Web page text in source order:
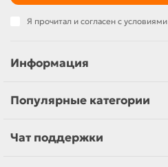
Я прочитал и согласен с условиями
Информация
Популярные категории
Чат поддержки